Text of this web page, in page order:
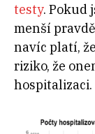
testy. Pokud
menší
navíc platí,
riziko, že
hospitalizaci.